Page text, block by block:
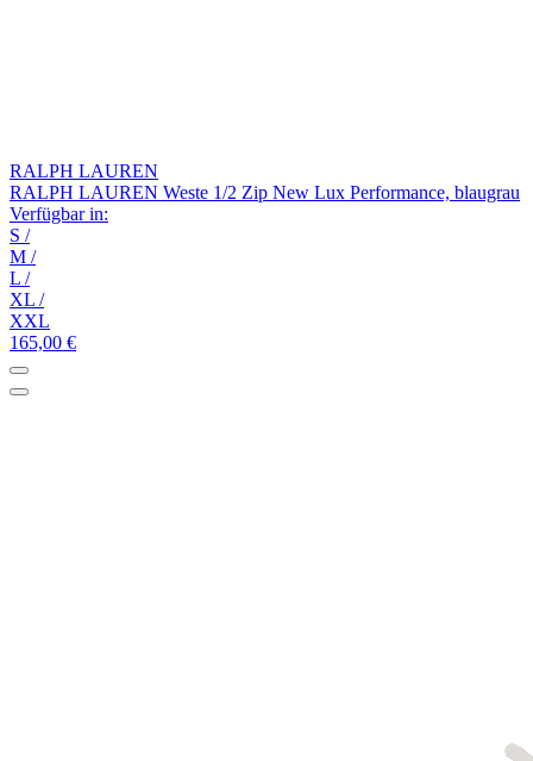
RALPH LAUREN
RALPH LAUREN Weste 1/2 Zip New Lux Performance, blaugrau
Verfügbar in:
S /
M /
L /
XL /
XXL
165,00 €